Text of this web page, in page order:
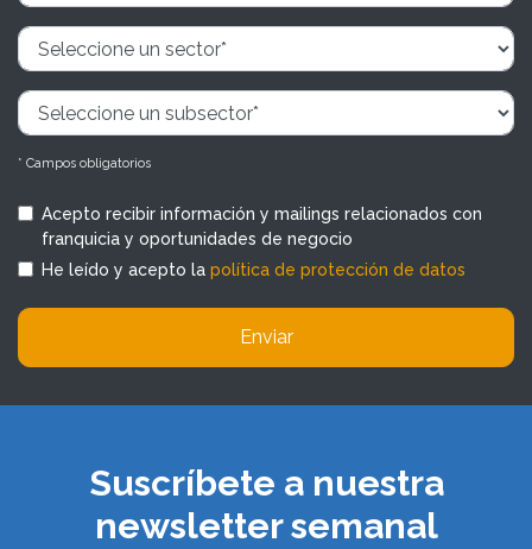
* Campos obligatorios
Acepto recibir información y mailings relacionados con
franquicia y oportunidades de negocio
He leído y acepto la política de protección de datos
Enviar
Suscríbete a nuestra
newsletter semanal